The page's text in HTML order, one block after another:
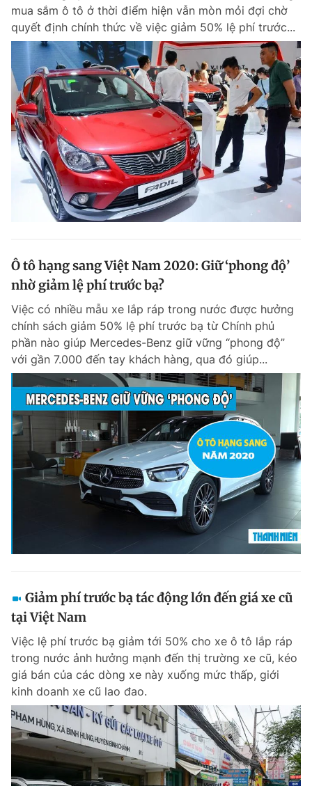
mua sắm ô tô ở thời điểm hiện vẫn mòn mỏi đợi chờ
quyết định chính thức về việc giảm 50% lệ phí trước...
Ô tô hạng sang Việt Nam 2020: Giữ ‘phong độ’
nhờ giảm lệ phí trước bạ?
Việc có nhiều mẫu xe lắp ráp trong nước được hưởng
chính sách giảm 50% lệ phí trước bạ từ Chính phủ
phần nào giúp Mercedes-Benz giữ vững “phong độ”
với gần 7.000 đến tay khách hàng, qua đó giúp...
Giảm phí trước bạ tác động lớn đến giá xe cũ
tại Việt Nam
Việc lệ phí trước bạ giảm tới 50% cho xe ô tô lắp ráp
trong nước ảnh hưởng mạnh đến thị trường xe cũ, kéo
giá bán của các dòng xe này xuống mức thấp, giới
kinh doanh xe cũ lao đao.